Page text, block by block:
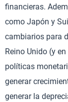
financieras.
como Japón y
cambiarios para
Reino Unido (y
políticas
generar
generar la